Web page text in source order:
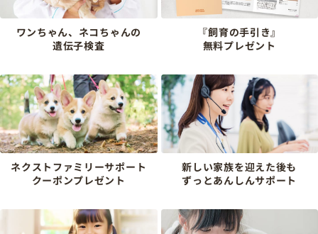
ワンちゃん、ネコちゃんの
遺伝子検査
『飼育の手引き』
無料プレゼント
ネクストファミリーサポート
クーポンプレゼント
新しい家族を迎えた後も
ずっとあんしんサポート